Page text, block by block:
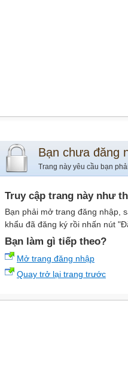
Bạn chưa đăng
Trang này yêu cầu bạn
Truy cập trang này như
Bạn phải mở trang đăng nhập,
khẩu đã đăng ký rồi nhấn nút
Bạn làm gì tiếp theo?
Mở trang đăng nhập
Quay trở lại trang trước